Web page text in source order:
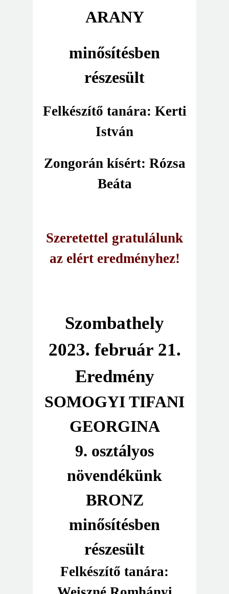
ARANY
minősítésben
részesült
Felkészítő tanára: Kerti
István
Zongorán kísért: Rózsa
Beáta
Szeretettel gratulálunk
az elért eredményhez!
Szombathely
2023. február 21.
Eredmény
SOMOGYI TIFANI
GEORGINA
9. osztályos
növendékünk
BRONZ
minősítésben
részesült
Felkészítő tanára: